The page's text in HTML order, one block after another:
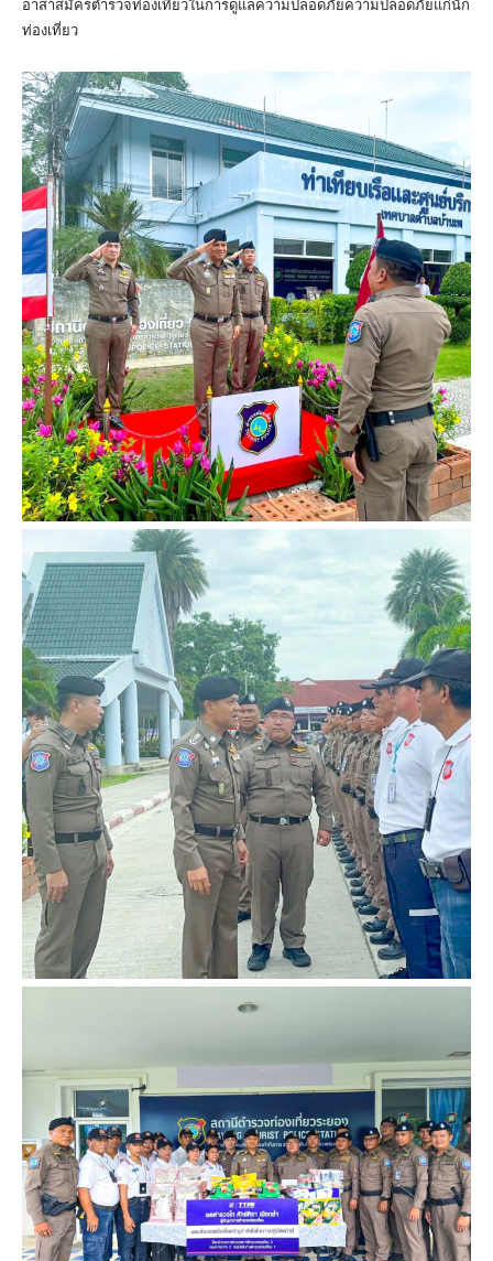
อาสาสมัครตำรวจท่องเที่ยวในการดูแลความปลอดภัยความปลอดภัยแก่นัก
ท่องเที่ยว